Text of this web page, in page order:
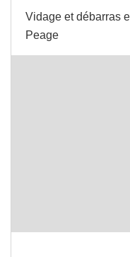
Vidage et débarras
Peage